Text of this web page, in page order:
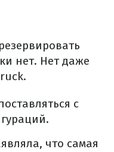
нет. Нет даже
с
что самая